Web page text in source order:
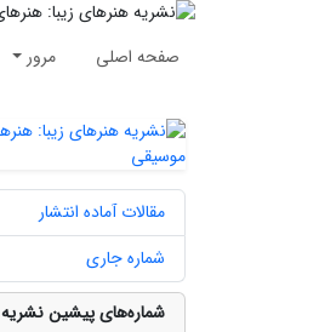
صفحه اصلی مرور
مقالات آماده انتشار
شماره جاری
شماره‌های پیشین نشریه